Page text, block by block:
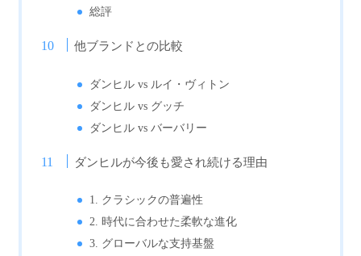
総評
他ブランドとの比較
ダンヒル vs ルイ・ヴィトン
ダンヒル vs グッチ
ダンヒル vs バーバリー
ダンヒルが今後も愛され続ける理由
1. クラシックの普遍性
2. 時代に合わせた柔軟な進化
3. グローバルな支持基盤